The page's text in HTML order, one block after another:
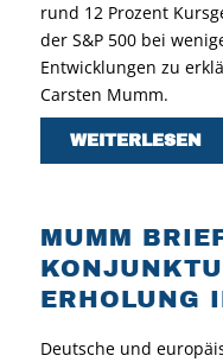
rund 12 Prozent
der S&P 500 bei
Entwicklungen zu
Carsten Mumm.
WEITERLESEN
MUMM
ERHOLUNG
Deutsche und